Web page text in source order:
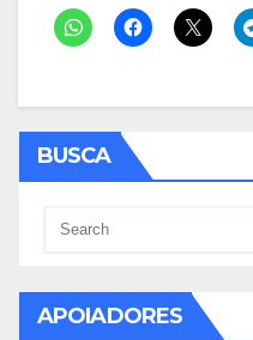
BUSCA
APOIADORES